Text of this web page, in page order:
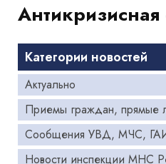
Категории новостей
Актуально
Приемы граждан, прямые
Сообщения УВД, МЧС,
Новости инспекции МНС